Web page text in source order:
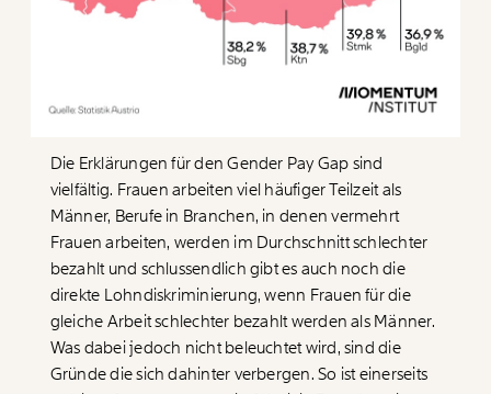
Die Erklärungen für denGender Pay Gap sind
vielfältig. Frauen arbeiten viel häufiger Teilzeit als
Männer, Berufe in Branchen, in denen vermehrt
Frauen arbeiten, werden im Durchschnitt schlechter
bezahlt und schlussendlich gibt es auch noch die
direkte Lohndiskriminierung, wenn Frauen für die
gleiche Arbeit schlechter bezahlt werden als Männer.
Was dabei jedoch nicht beleuchtet wird, sind die
Gründe die sich dahinter verbergen. So ist einerseits